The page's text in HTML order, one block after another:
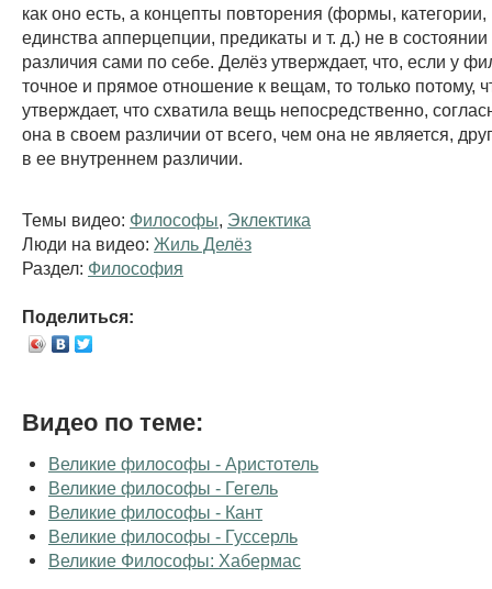
как оно есть, а концепты повторения (формы,
единства апперцепции, предикаты и т. д.) не в состоянии
различия сами по себе. Делёз утверждает, что, если у
точное и прямое отношение к вещам, то только потому,
утверждает, что схватила вещь непосредственно,
она в своем различии от всего, чем она не является,
в ее внутреннем различии.
Темы видео: Философы Эклектика
Люди на видео: Жиль Делёз
Раздел: Философия
Поделиться:
Видео по теме:
Великие философы - Аристотель
Великие философы - Гегель
Великие философы - Кант
Великие философы - Гуссерль
Великие Философы: Хабермас